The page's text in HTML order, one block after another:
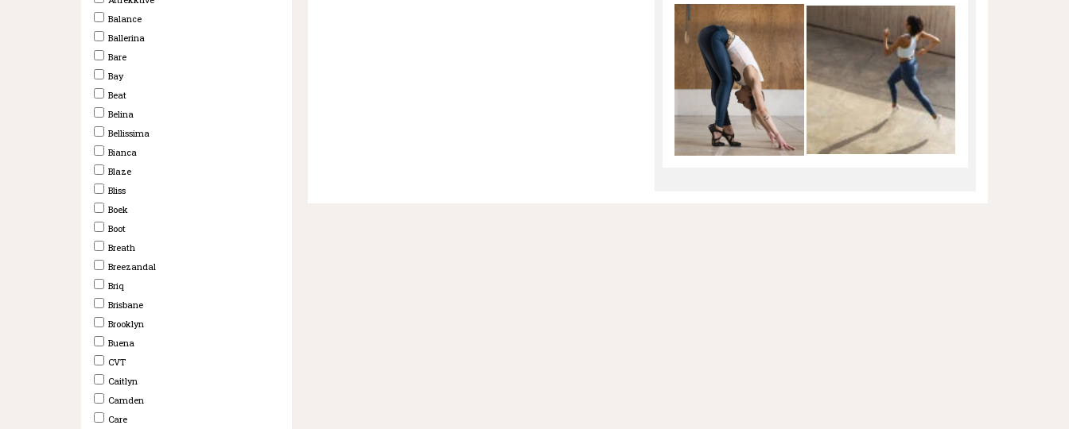
Balance
Ballerina
Bare
Bay
Beat
Belina
Bellissima
Bianca
Blaze
Bliss
Boek
Boot
Breath
Breezandal
Briq
Brisbane
Brooklyn
Buena
CVT
Caitlyn
Camden
Care